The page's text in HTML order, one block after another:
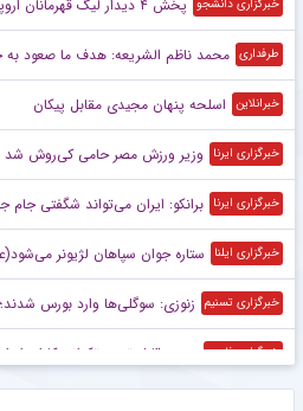
خبرگزاری دانشجو پخش ۴ دیدار لیگ قهرمانان اروپا از تلویزیون
طرفداری محمد ناظم الشریعه: هدف ما صعود
خبرانلاین اسلحه پنهان مجیدی مقابل پیکان
خبرگزاری ایرنا وزیر ورزش مصر حامی کی‌روش شد
خبرگزاری ایرنا برانکو: ایران می‌تواند شگفتی جام
خبرگزاری ایلنا ستاره جوان سپاهان لژیونر
خبرگزاری تسنیم زنوزی: سوگلی‌ها وارد بورس شدند؛ مجبورند تراکتور را هم به
خبرگزاری فارس صعود قابل توجه تکواندوکاران ایران در رنکینگ المپیکی/